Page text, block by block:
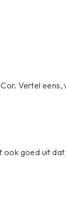
Vertel
goed uit dat